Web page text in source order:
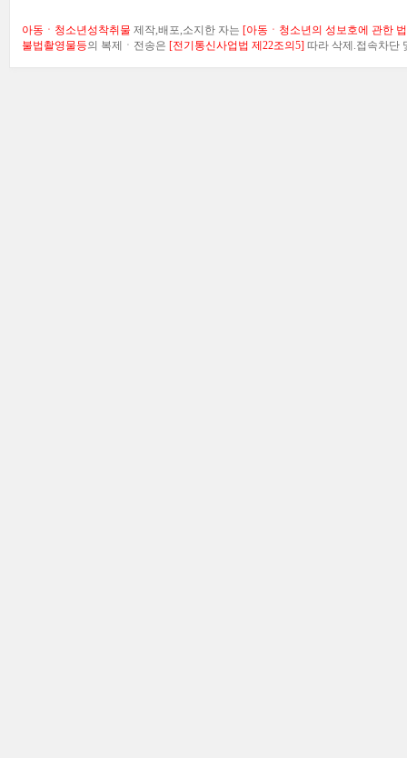
아동ㆍ청소년성착취물 제작,배포,소지한 자는 [아동ㆍ청소년의 성보호에 관한
불법촬영물등의 복제ㆍ전송은 [전기통신사업법 제22조의5] 따라 삭제.접속차단